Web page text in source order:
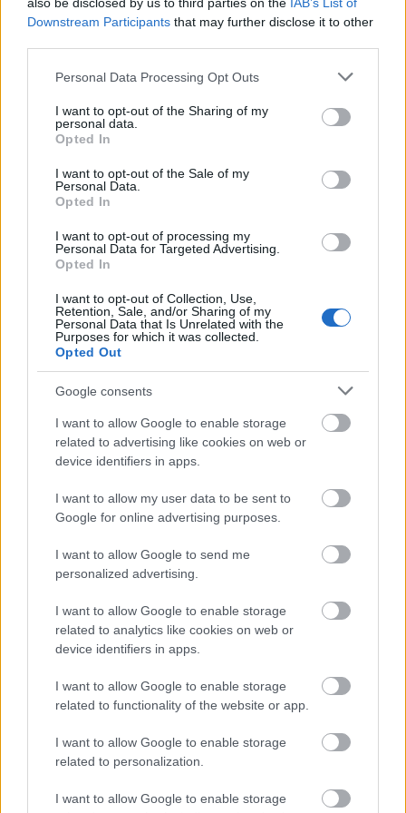
Downstream Participants that may further disclose it to other
Please note that this website/app uses one or more Google
not limited to your visit or usage behaviour. You may click to
grant or deny consent to Google and its third-party tags to
use your data for below specified purposes in below Google
consent section.
Personal Data Processing Opt Outs
I want to opt-out of the Sharing of my
personal data.
Opted In
I want to opt-out of the Sale of my
Personal Data.
Opted In
I want to opt-out of processing my
Personal Data for Targeted Advertising.
Opted In
I want to opt-out of Collection, Use,
Retention, Sale, and/or Sharing of my
Personal Data that Is Unrelated with the
Purposes for which it was collected.
Opted Out
Google consents
I want to allow Google to enable storage
related to advertising like cookies on web or
device identifiers in apps.
I want to allow my user data to be sent to
Google for online advertising purposes.
I want to allow Google to send me
personalized advertising.
I want to allow Google to enable storage
related to analytics like cookies on web or
device identifiers in apps.
I want to allow Google to enable storage
related to functionality of the website or app.
I want to allow Google to enable storage
related to personalization.
I want to allow Google to enable storage
ekkor kezdett igazán exponenciális felfelé vezető ívet
4. HTC Dream
Az első Androidos mobiltelefon a HTC Dream volt,
tekinthetsz meg egy összehasonlító videót